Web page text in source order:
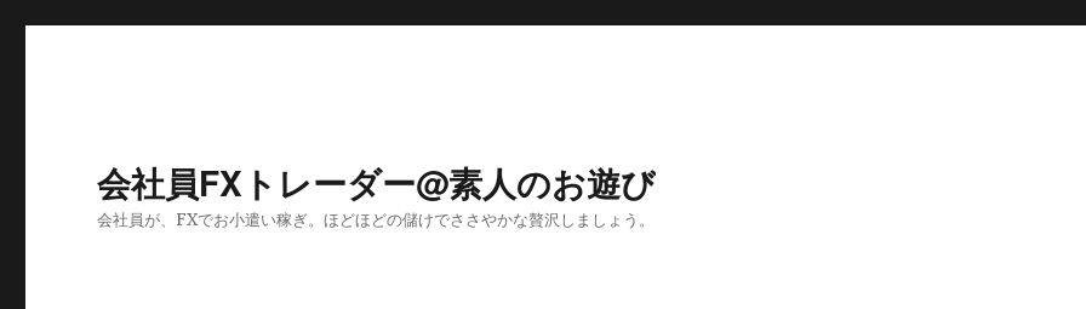
会社員FXトレーダー@素人のお遊び
会社員が、FXでお小遣い稼ぎ。ほどほどの儲けでささやかな贅沢しましょう。